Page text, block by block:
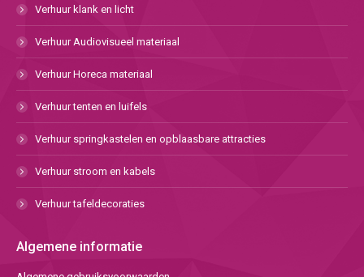
Verhuur klank en licht
Verhuur Audiovisueel materiaal
Verhuur Horeca materiaal
Verhuur tenten en luifels
Verhuur springkastelen en opblaasbare attracties
Verhuur stroom en kabels
Verhuur tafeldecoraties
Algemene informatie